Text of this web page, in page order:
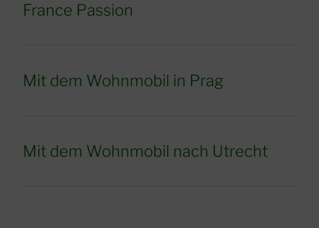
France Passion
Mit dem Wohnmobil in Prag
Mit dem Wohnmobil nach Utrecht